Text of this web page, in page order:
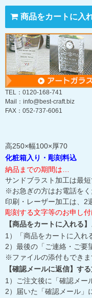
商品をカートに入
TEL：0120-168-741
Mail：info@best-craft.biz
FAX：052-737-6061
高250×幅100×厚70
化粧箱入り・彫刻料込
納品までの期間は…
サンドブラスト加工は最
※お急ぎの方はお電話をく
印刷・レーザー加工は、2
彫刻する文字等のお申し付
【商品をカートに入れる
1）「商品をカートに入れ
2）最後の「ご連絡・ご要
※ファイルの添付もできま
【確認メールに返信】す
1）ご注文後に「確認メー
2）届いた「確認メール」